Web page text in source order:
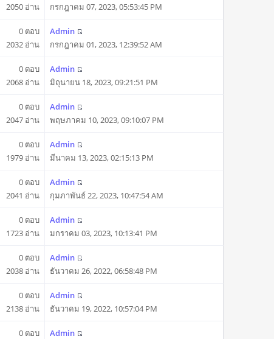
2050 อ่าน
กรกฎาคม 07, 2023, 05:53:45 PM
0 ตอบ
2032 อ่าน
Admin
กรกฎาคม 01, 2023, 12:39:52 AM
0 ตอบ
2068 อ่าน
Admin
มิถุนายน 18, 2023, 09:21:51 PM
0 ตอบ
2047 อ่าน
Admin
พฤษภาคม 10, 2023, 09:10:07 PM
0 ตอบ
1979 อ่าน
Admin
มีนาคม 13, 2023, 02:15:13 PM
0 ตอบ
2041 อ่าน
Admin
กุมภาพันธ์ 22, 2023, 10:47:54 AM
0 ตอบ
1723 อ่าน
Admin
มกราคม 03, 2023, 10:13:41 PM
0 ตอบ
2038 อ่าน
Admin
ธันวาคม 26, 2022, 06:58:48 PM
0 ตอบ
2138 อ่าน
Admin
ธันวาคม 19, 2022, 10:57:04 PM
0 ตอบ
Admin